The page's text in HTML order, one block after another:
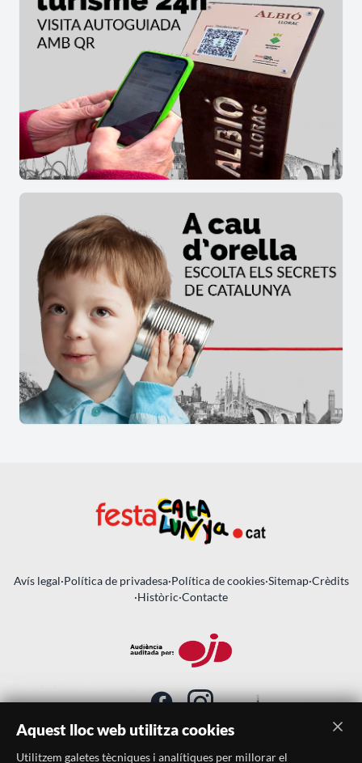
Avís legal·Política de privadesa·Política de cookies·Sitemap·Crèdits
·Històric·Contacte
SUBSCRIU-TE AL BUTLLETÍ
Aquest lloc web utilitza cookies
Utilitzem galetes tècniques i analítiques per millorar el